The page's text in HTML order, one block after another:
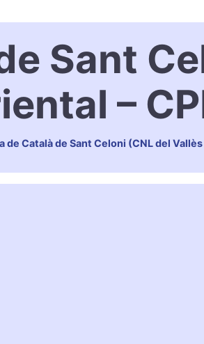
Sant
–
de Català de Sant Celoni (CNL del